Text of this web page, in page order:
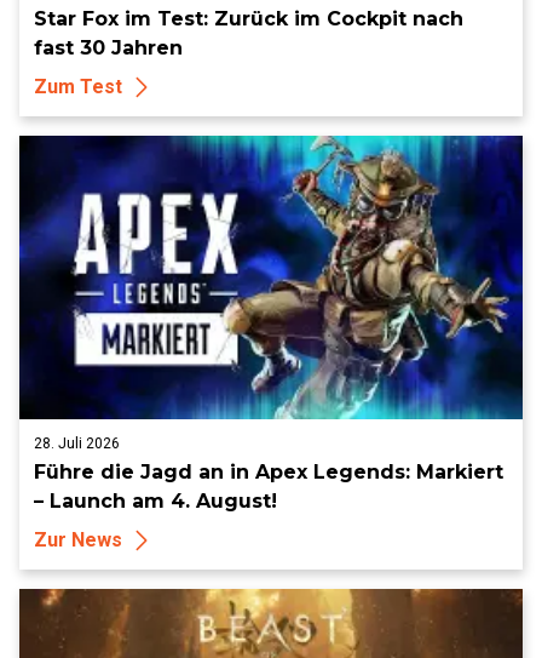
Star Fox im Test: Zurück im Cockpit nach
fast 30 Jahren
Zum Test
28. Juli 2026
Führe die Jagd an in Apex Legends: Markiert
– Launch am 4. August!
Zur News